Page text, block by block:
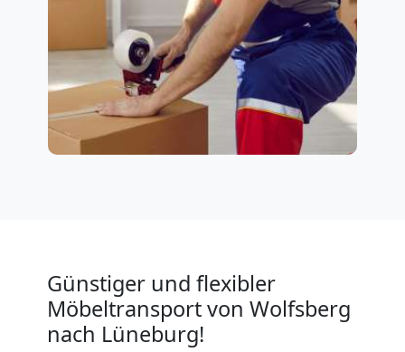
Günstiger und flexibler
Möbeltransport von Wolfsberg
nach Lüneburg!